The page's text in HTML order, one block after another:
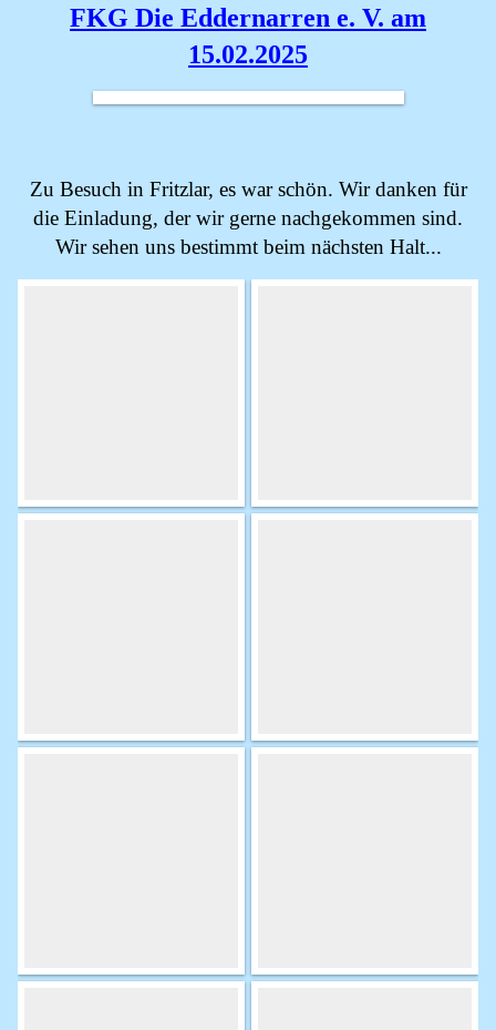
FKG Die Eddernarren e. V. am
15.02.2025
Zu Besuch in Fritzlar, es war schön. Wir danken für
die Einladung, der wir gerne nachgekommen sind.
Wir sehen uns bestimmt beim nächsten Halt...